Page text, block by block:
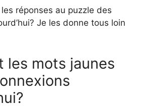
réponses au puzzle des
Je les donne tous loin
les mots jaunes